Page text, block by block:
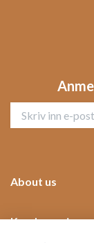
About us
Kundeservice